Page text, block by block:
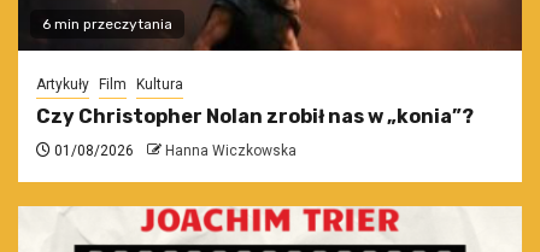
6 min przeczytania
Artykuły Film Kultura
Czy Christopher Nolan zrobił nas w „konia”?
01/08/2026 Hanna Wiczkowska